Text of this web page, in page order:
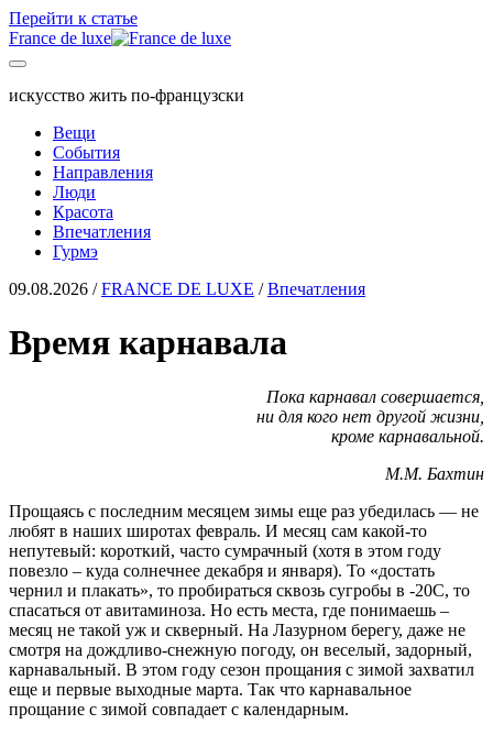
Перейти к статье
France de luxe
искусство жить по-французски
Вещи
События
Направления
Люди
Красота
Впечатления
Гурмэ
09.08.2026 /FRANCE DE LUXE /Впечатления
Время карнавала
Пока карнавал совершается,
ни для кого нет другой жизни,
кроме карнавальной.
М.М. Бахтин
Прощаясь с последним месяцем зимы еще раз убедилась — не
любят в наших широтах февраль. И месяц сам какой-то
непутевый: короткий, часто сумрачный (хотя в этом году
повезло – куда солнечнее декабря и января). То «достать
чернил и плакать», то пробираться сквозь сугробы в -20С, то
спасаться от авитаминоза. Но есть места, где понимаешь –
месяц не такой уж и скверный. На Лазурном берегу, даже не
смотря на дождливо-снежную погоду, он веселый, задорный,
карнавальный. В этом году сезон прощания с зимой захватил
еще и первые выходные марта. Так что карнавальное
прощание с зимой совпадает с календарным.